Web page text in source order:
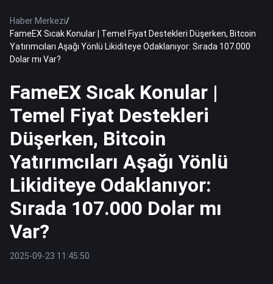
Haber Merkezi/
FameEX Sıcak Konular | Temel Fiyat Destekleri Düşerken, Bitcoin
Yatırımcıları Aşağı Yönlü Likiditeye Odaklanıyor: Sırada 107.000
Dolar mı Var?
FameEX Sıcak Konular |
Temel Fiyat Destekleri
Düşerken, Bitcoin
Yatırımcıları Aşağı Yönlü
Likiditeye Odaklanıyor:
Sırada 107.000 Dolar mı
Var?
2025-09-23 11:45:50